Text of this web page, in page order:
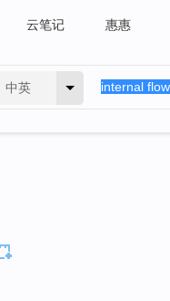
云笔记 惠惠
中英